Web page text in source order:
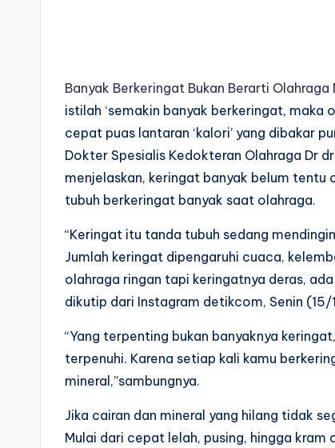
Banyak Berkeringat Bukan Berarti
istilah ‘semakin banyak berkeringat, maka
cepat puas lantaran ‘kalori’ yang dibakar
Dokter Spesialis Kedokteran Olahraga Dr
menjelaskan, keringat banyak belum
tubuh berkeringat banyak saat olahraga.
“Keringat itu tanda tubuh sedang
Jumlah keringat dipengaruhi cuaca,
olahraga ringan tapi keringatnya deras,
dikutip dari Instagram detikcom, Senin
“Yang terpenting bukan banyaknya
terpenuhi. Karena setiap kali kamu
mineral,”sambungnya.
Jika cairan dan mineral yang hilang tidak
Mulai dari cepat lelah, pusing, hingga